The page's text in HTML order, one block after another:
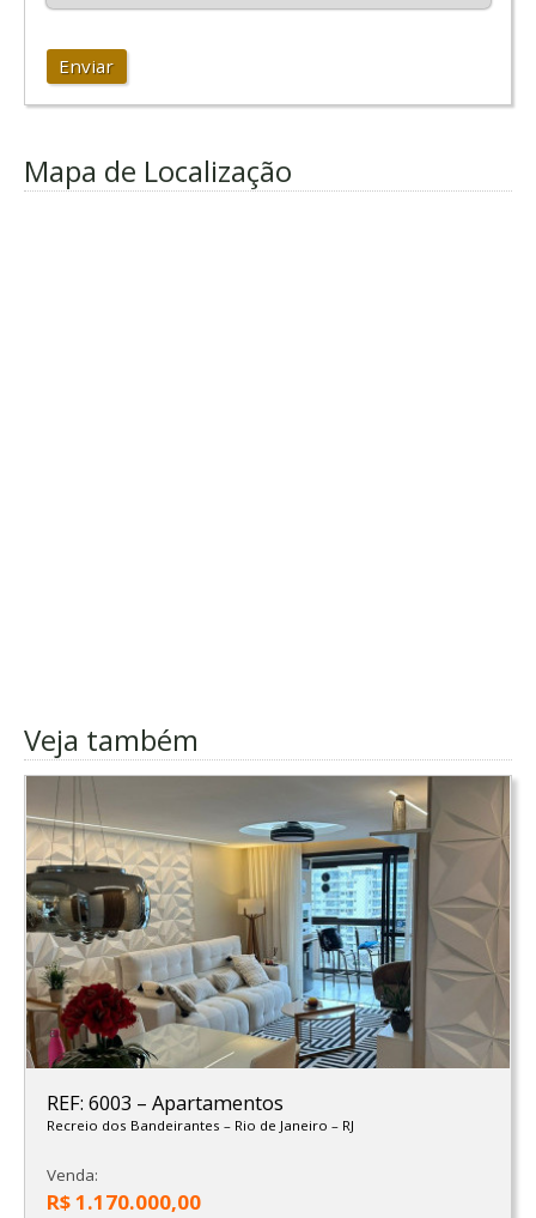
Enviar
Mapa de Localização
Veja também
REF: 6003 – Apartamentos
Recreio dos Bandeirantes – Rio de Janeiro – RJ
Venda:
R$ 1.170.000,00